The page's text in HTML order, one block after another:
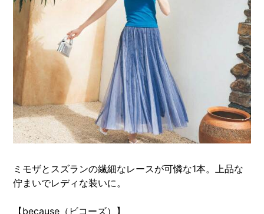
ミモザとスズランの繊細なレースが可憐な1本。上品な
佇まいでレディな装いに。
【because（ビコーズ）】